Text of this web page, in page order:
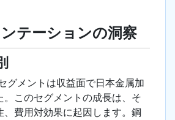
テーションの洞察
グメントは収益面で日本金属加
。このセグメントの成長は、そ
、費用対効果に起因します。鋼